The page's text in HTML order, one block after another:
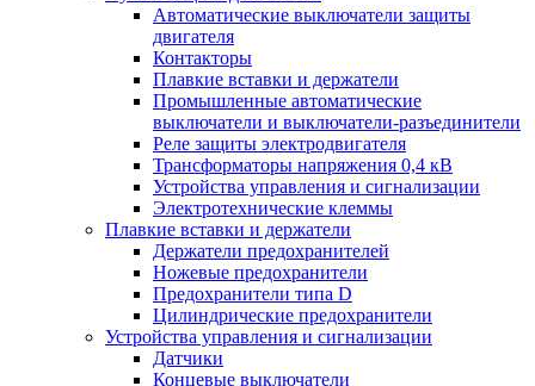
Автоматические выключатели защиты
двигателя
Контакторы
Плавкие вставки и держатели
Промышленные автоматические
выключатели и выключатели-разъединители
Реле защиты электродвигателя
Трансформаторы напряжения 0,4 кВ
Устройства управления и сигнализации
Электротехнические клеммы
Плавкие вставки и держатели
Держатели предохранителей
Ножевые предохранители
Предохранители типа D
Цилиндрические предохранители
Устройства управления и сигнализации
Датчики
Концевые выключатели